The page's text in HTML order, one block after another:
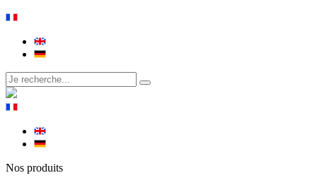
Nos produits